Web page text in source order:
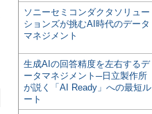
ソニーセミコンダクタソリュー
ションズが挑むAI時代のデータ
マネジメント
生成AIの回答精度を左右するデ
ータマネジメント─日立製作所
が説く「AI Ready」への最短ル
ート